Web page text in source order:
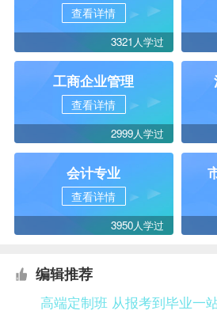
查看详情
3321人学过
工商企业管理
查看详情
2999人学过
会计专业
查看详情
3950人学过
编辑推荐
高端定制班 从报考到毕业一